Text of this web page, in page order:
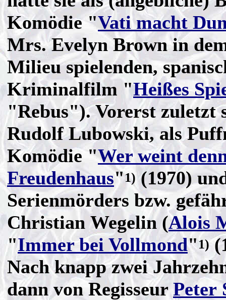
Komödie "Vati macht
Mrs. Evelyn Brown in
Milieu spielenden,
Kriminalfilm "Heißes
"Rebus"). Vorerst zuletzt
Rudolf Lubowski, als
Komödie "Wer weint
Freudenhaus"1)(1970)
Serienmörders bzw.
Christian Wegelin (Alois
"Immer bei Vollmond"1)
Nach knapp zwei
dann von RegisseurPeter